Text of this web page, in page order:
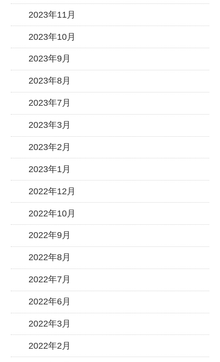
2023年11月
2023年10月
2023年9月
2023年8月
2023年7月
2023年3月
2023年2月
2023年1月
2022年12月
2022年10月
2022年9月
2022年8月
2022年7月
2022年6月
2022年3月
2022年2月